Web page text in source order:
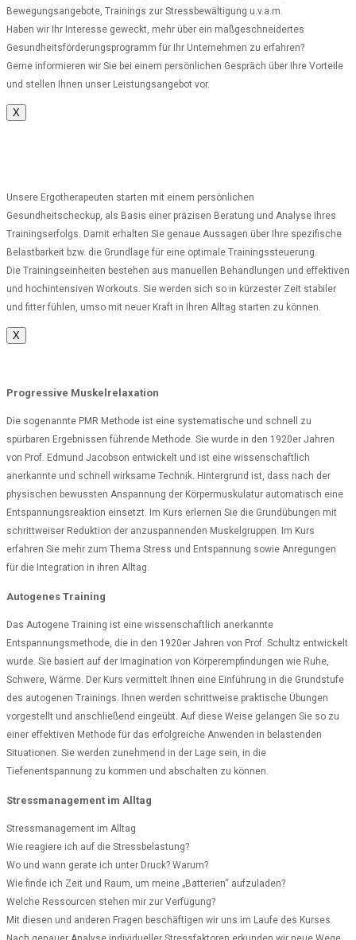
Bewegungsangebote, Trainings zur Stressbewältigung u.v.a.m.
Haben wir Ihr Interesse geweckt, mehr über ein maßgeschneidertes
Gesundheitsförderungsprogramm für Ihr Unternehmen zu erfahren?
Gerne informieren wir Sie bei einem persönlichen Gespräch über Ihre Vorteile
und stellen Ihnen unser Leistungsangebot vor.
X
Unsere Ergotherapeuten starten mit einem persönlichen
Gesundheitscheckup, als Basis einer präzisen Beratung und Analyse Ihres
Trainingserfolgs. Damit erhalten Sie genaue Aussagen über Ihre spezifische
Belastbarkeit bzw. die Grundlage für eine optimale Trainingssteuerung.
Die Trainingseinheiten bestehen aus manuellen Behandlungen und effektiven
und hochintensiven Workouts. Sie werden sich so in kürzester Zeit stabiler
und fitter fühlen, umso mit neuer Kraft in Ihren Alltag starten zu können.
X
Progressive Muskelrelaxation
Die sogenannte PMR Methode ist eine systematische und schnell zu
spürbaren Ergebnissen führende Methode. Sie wurde in den 1920er Jahren
von Prof. Edmund Jacobson entwickelt und ist eine wissenschaftlich
anerkannte und schnell wirksame Technik. Hintergrund ist, dass nach der
physischen bewussten Anspannung der Körpermuskulatur automatisch eine
Entspannungsreaktion einsetzt. Im Kurs erlernen Sie die Grundübungen mit
schrittweiser Reduktion der anzuspannenden Muskelgruppen. Im Kurs
erfahren Sie mehr zum Thema Stress und Entspannung sowie Anregungen
für die Integration in ihren Alltag.
Autogenes Training
Das Autogene Training ist eine wissenschaftlich anerkannte
Entspannungsmethode, die in den 1920er Jahren von Prof. Schultz entwickelt
wurde. Sie basiert auf der Imagination von Körperempfindungen wie Ruhe,
Schwere, Wärme. Der Kurs vermittelt Ihnen eine Einführung in die Grundstufe
des autogenen Trainings. Ihnen werden schrittweise praktische Übungen
vorgestellt und anschließend eingeübt. Auf diese Weise gelangen Sie so zu
einer effektiven Methode für das erfolgreiche Anwenden in belastenden
Situationen. Sie werden zunehmend in der Lage sein, in die
Tiefenentspannung zu kommen und abschalten zu können.
Stressmanagement im Alltag
Stressmanagement im Alltag
Wie reagiere ich auf die Stressbelastung?
Wo und wann gerate ich unter Druck? Warum?
Wie finde ich Zeit und Raum, um meine „Batterien“ aufzuladen?
Welche Ressourcen stehen mir zur Verfügung?
Mit diesen und anderen Fragen beschäftigen wir uns im Laufe des Kurses.